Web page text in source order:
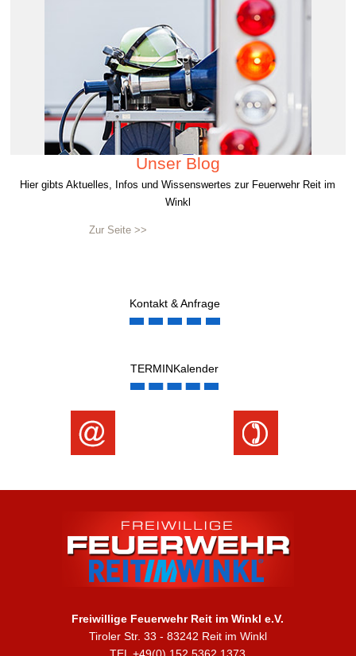
Unser Blog
Hier gibts Aktuelles, Infos und Wissenswertes zur Feuerwehr Reit im
Winkl
Zur Seite >>
Kontakt & Anfrage
TERMINKalender
Freiwillige Feuerwehr Reit im Winkl e.V.
Tiroler Str. 33 - 83242 Reit im Winkl
TEL +49(0) 152 5362 1373